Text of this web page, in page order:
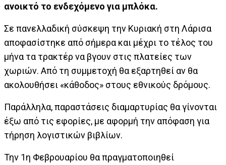
ανοικτό το ενδεχόμενο για μπλόκα.
Σε πανελλαδική σύσκεψη την Κυριακή στη Λάρισα
αποφασίστηκε από σήμερα και μέχρι το τέλος του
μήνα τα τρακτέρ να βγουν στις πλατείες των
χωριών. Από τη συμμετοχή θα εξαρτηθεί αν θα
ακολουθήσει «κάθοδος» στους εθνικούς δρόμους.
Παράλληλα, παραστάσεις διαμαρτυρίας θα γίνονται
έξω από τις εφορίες, με αφορμή την απόφαση για
τήρηση λογιστικών βιβλίων.
Την 1η Φεβρουαρίου θα πραγματοποιηθεί